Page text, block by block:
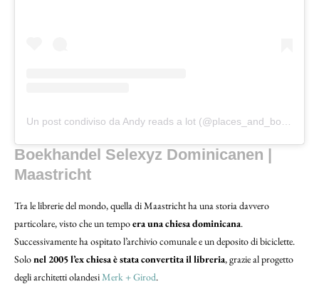
Un post condiviso da Andy reads a lot (@places_and_books)
Boekhandel Selexyz Dominicanen |
Maastricht
Tra le librerie del mondo, quella di Maastricht ha una storia davvero
particolare, visto che un tempoera una chiesa dominicana.
Successivamente ha ospitato l’archivio comunale e un deposito di biciclette.
Solonel 2005 l’ex chiesa è stata convertita il libreria, grazie al progetto
degli architetti olandesiMerk + Girod.